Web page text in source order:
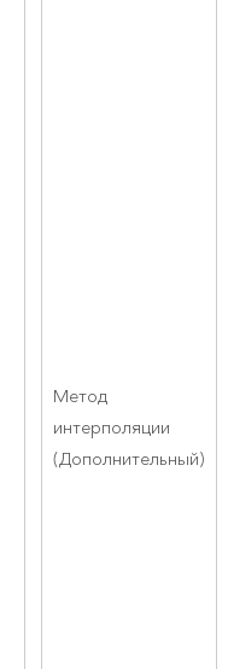
Метод
интерполяции
(Дополнительный)